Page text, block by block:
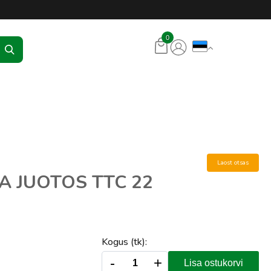
0
Laost otsas
JUOTOS TTC 22
Kogus (tk):
- + Lisa ostukorvi